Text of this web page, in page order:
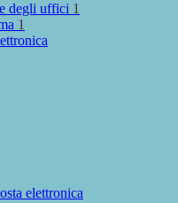
degli uffici 1
1
elettronica